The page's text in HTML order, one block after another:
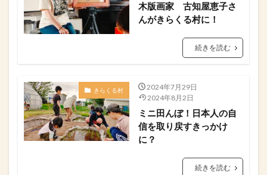
木版画家 古知屋恵子さ
んがきらくる村に！
続きを読む
きらくる村
2024年7月29日
2024年8月2日
ミニ田んぼ！日本人の自
信を取り戻すきっかけ
に？
続きを読む